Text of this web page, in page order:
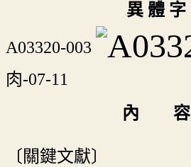
異 體 字
A03320-003
肉-07-11
內 容
〔關鍵文獻〕